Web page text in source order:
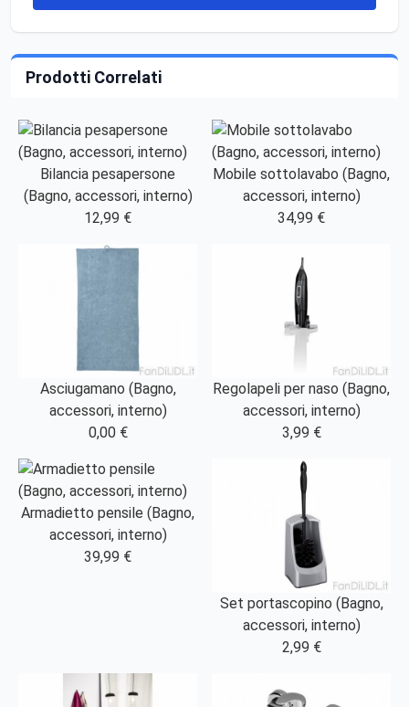
Prodotti Correlati
Bilancia pesapersone
(Bagno, accessori, interno)
12,99 €
Mobile sottolavabo (Bagno,
accessori, interno)
34,99 €
Asciugamano (Bagno,
accessori, interno)
0,00 €
Regolapeli per naso (Bagno,
accessori, interno)
3,99 €
Armadietto pensile (Bagno,
accessori, interno)
39,99 €
Set portascopino (Bagno,
accessori, interno)
2,99 €